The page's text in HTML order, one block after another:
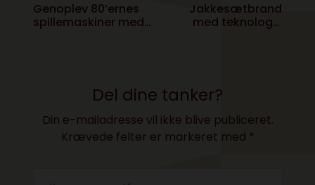
Genoplev 80’ernes
spillemaskiner med
Jakkesætbrand
med teknologi-
Del dine tanker?
Din e-mailadresse vil ikke blive publiceret.
Krævede felter er markeret med *